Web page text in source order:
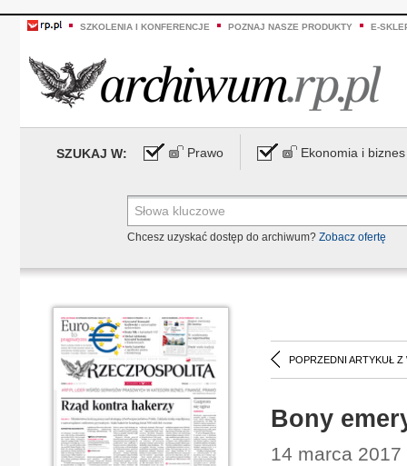
SZKOLENIA I KONFERENCJE POZNAJ NASZE PRODUKTY E-
SZUKAJ W: Prawo Ekonomia i biznes
Chcesz uzyskać dostęp do archiwum? Zobacz ofertę
POPRZEDNI ARTYKUŁ Z
Bony
14 marca